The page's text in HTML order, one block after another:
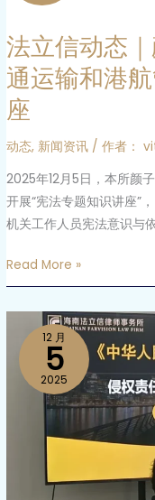
法立信动态
通运输和港
座
动态,新闻资讯 / 作者：
2025年12月5日，本所颜
开展“宪法专题知识讲座”
机关工作人员宪法意识与
态
｜
颜
子
龙
律
师
为
海
市
交
Read More »
12 月
5
2025